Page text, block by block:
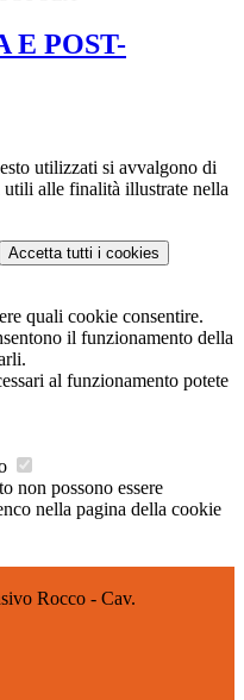
E POST-
utilizzati si avvalgono di
utili alle finalità illustrate nella
Accetta tutti i cookies
quali cookie consentire.
il funzionamento della
al funzionamento potete
non possono essere
nella pagina della cookie
Rocco - Cav.